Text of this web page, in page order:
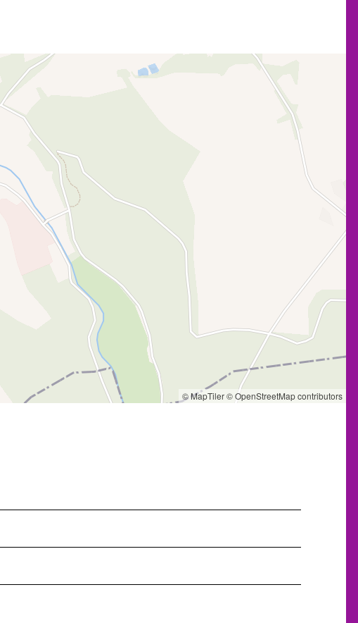
© MapTiler© OpenStreetMap contributors